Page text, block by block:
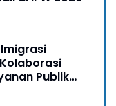
Publik